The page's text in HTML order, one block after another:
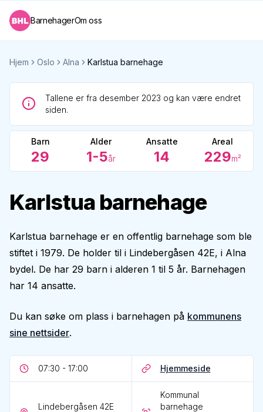
BarnehagerOm oss
Hjem Oslo Alna Karlstua barnehage
Tallene er fra desember 2023 og kan være endret
siden.
Barn
29
Alder
1-5år
Ansatte
14
Areal
229m²
Karlstua barnehage
Karlstua barnehage er en offentlig barnehage som ble
stiftet i 1979. De holder til i Lindebergåsen 42E, i Alna
bydel. De har 29 barn i alderen 1 til 5 år. Barnehagen
har 14 ansatte.
Du kan søke om plass i barnehagen på kommunens
sine nettsider.
07:30 - 17:00 Hjemmeside
Lindebergåsen 42E
Kommunal
barnehage